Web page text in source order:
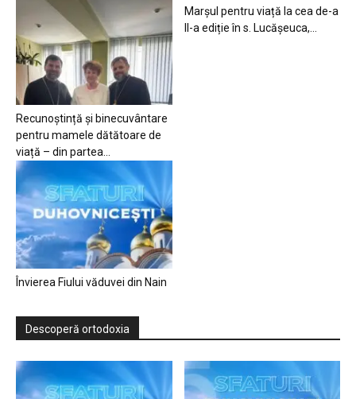
Recunoștință și binecuvântare
pentru mamele dătătoare de
viață – din partea...
Marșul pentru viață la cea de-a
II-a ediție în s. Lucășeuca,...
Învierea Fiului văduvei din Nain
Descoperă ortodoxia